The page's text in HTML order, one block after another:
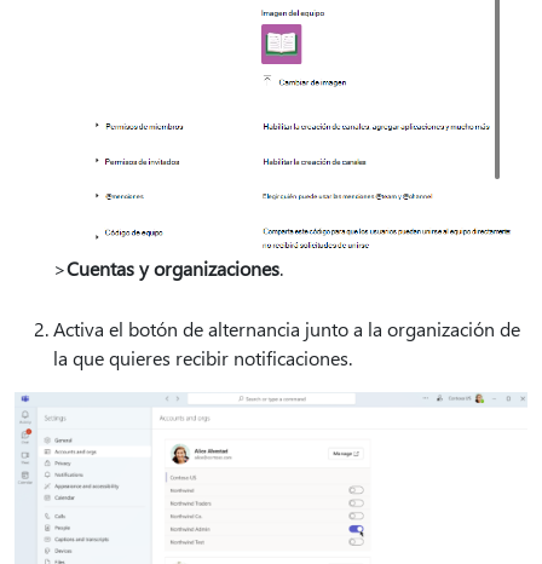
>Cuentas y organizaciones.
Activa el botón de alternancia junto a la organización de
la que quieres recibir notificaciones.